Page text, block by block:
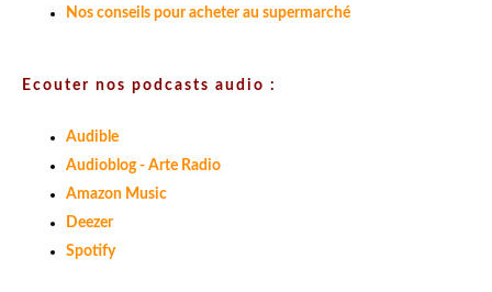
Nos conseils pour acheter au supermarché
Ecouter nos podcasts audio :
Audible
Audioblog - Arte Radio
Amazon Music
Deezer
Spotify